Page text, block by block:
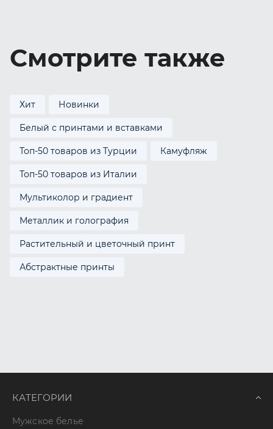
Смотрите также
Хит Новинки
Белый с принтами и вставками
Топ-50 товаров из Турции Камуфляж
Топ-50 товаров из Италии
Мультиколор и градиент
Металлик и голография
Растительный и цветочный принт
Абстрактные принты
КАТЕГОРИИ
Мужское белье